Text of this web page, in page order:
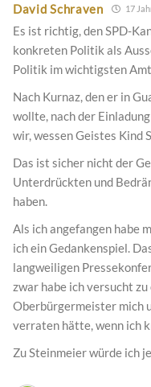
David Schraven 17
Es ist richtig, den SPD-
konkreten Politik als
Politik im wichtigsten
Nach Kurnaz, den er in
wollte, nach der
wir, wessen Geistes Kind
Das ist sicher nicht der
Unterdrückten und
haben.
Als ich angefangen habe
ich ein Gedankenspiel.
langweiligen
zwar habe ich versucht
Oberbürgermeister mich
verraten hätte, wenn ich
Zu Steinmeier würde ich